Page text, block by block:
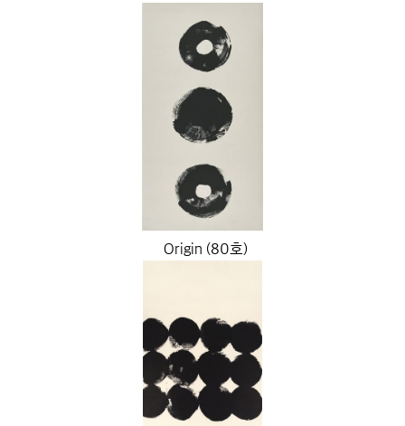
Origin (80호)